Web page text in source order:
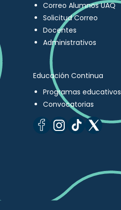
Correo Alumnos UAQ
Solicitud Correo
Docentes
Administrativos
Educación Continua
Programas educativos
Convocatorias